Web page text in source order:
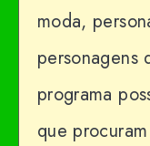
moda,
personagens
programa
que